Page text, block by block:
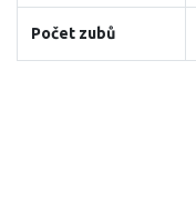
Počet zubů